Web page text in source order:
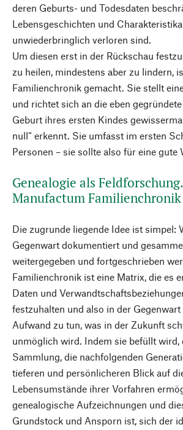
deren Geburts- und Todesdaten
Lebensgeschichten und
unwiederbringlich verloren sind.
Um diesen erst in der Rückschau
zu heilen, mindestens aber zu lindern,
Familienchronik gemacht. Sie stellt
und richtet sich an die eben
Geburt ihres ersten Kindes
null“ erkennt. Sie umfasst im ersten
Personen – sie sollte also für eine gute
Genealogie als
Manufactum Familienchronik
Die zugrunde liegende Idee ist simpel:
Gegenwart dokumentiert und
weitergegeben und fortgeschrieben
Familienchronik ist eine Matrix, die es
Daten und
festzuhalten und also in der
Aufwand zu tun, was in der Zukunft
unmöglich wird. Indem sie befüllt wird,
Sammlung, die nachfolgenden
tieferen und persönlicheren Blick auf
Lebensumstände ihrer Vorfahren
genealogische Aufzeichnungen und
Grundstock und Ansporn ist, sich der